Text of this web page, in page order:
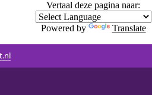
Vertaal deze pagina naar:
Powered by Translate